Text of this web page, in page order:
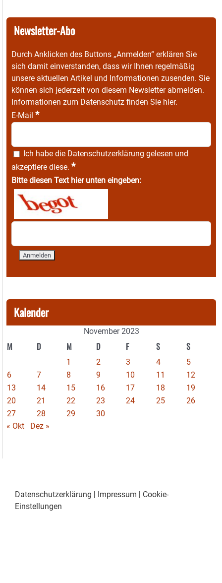
Newsletter-Abo
Durch Anklicken des Buttons „Anmelden“ erklären Sie
sich damit einverstanden, dass wir Ihnen regelmäßig
unsere aktuellen Artikel und Informationen zusenden. Sie
können sich jederzeit von diesem Newsletter abmelden.
Informationen zum Datenschutz finden Sie hier.
E-Mail *
Ich habe die Datenschutzerklärung gelesen und
akzeptiere diese. *
Bitte diesen Text hier unten eingeben:
Kalender
November 2023
M D M D F S S
1 2 3 4
5
6
7 8 9 10 11
12
13
14 15 16 17 18
19
20
21 22 23 24 25
26
27
28 29
30
« Okt
Dez »
Datenschutzerklärung | Impressum | Cookie-
Einstellungen